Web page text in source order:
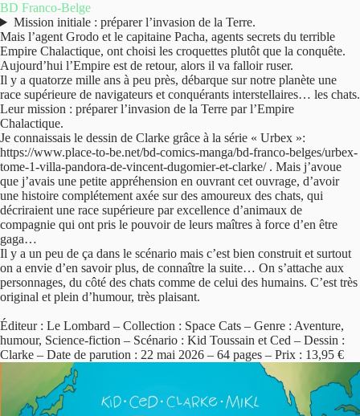
BD Franco-Belge
Mission initiale : préparer l’invasion de la Terre.
Mais l’agent Grodo et le capitaine Pacha, agents secrets du terrible
Empire Chalactique, ont choisi les croquettes plutôt que la conquête.
Aujourd’hui l’Empire est de retour, alors il va falloir ruser.
Il y a quatorze mille ans à peu près, débarque sur notre planète une
race supérieure de navigateurs et conquérants interstellaires… les chats.
Leur mission : préparer l’invasion de la Terre par l’Empire
Chalactique.
Je connaissais le dessin de Clarke grâce à la série « Urbex »:
https://www.place-to-be.net/bd-comics-manga/bd-franco-belges/urbex-
tome-1-villa-pandora-de-vincent-dugomier-et-clarke/ . Mais j’avoue
que j’avais une petite appréhension en ouvrant cet ouvrage, d’avoir
une histoire complétement axée sur des amoureux des chats, qui
décriraient une race supérieure par excellence d’animaux de
compagnie qui ont pris le pouvoir de leurs maîtres à force d’en être
gaga…
Il y a un peu de ça dans le scénario mais c’est bien construit et surtout
on a envie d’en savoir plus, de connaître la suite… On s’attache aux
personnages, du côté des chats comme de celui des humains. C’est très
original et plein d’humour, très plaisant.
Éditeur : Le Lombard – Collection : Space Cats – Genre : Aventure,
humour, Science-fiction – Scénario : Kid Toussain et Ced – Dessin :
Clarke – Date de parution : 22 mai 2026 – 64 pages – Prix : 13,95 €